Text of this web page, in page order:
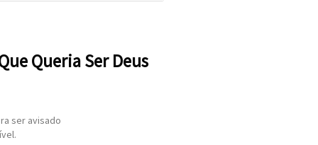
Queria Ser Deus
ser avisado